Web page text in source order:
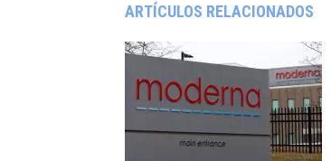
ARTÍCULOS RELACIONADOS